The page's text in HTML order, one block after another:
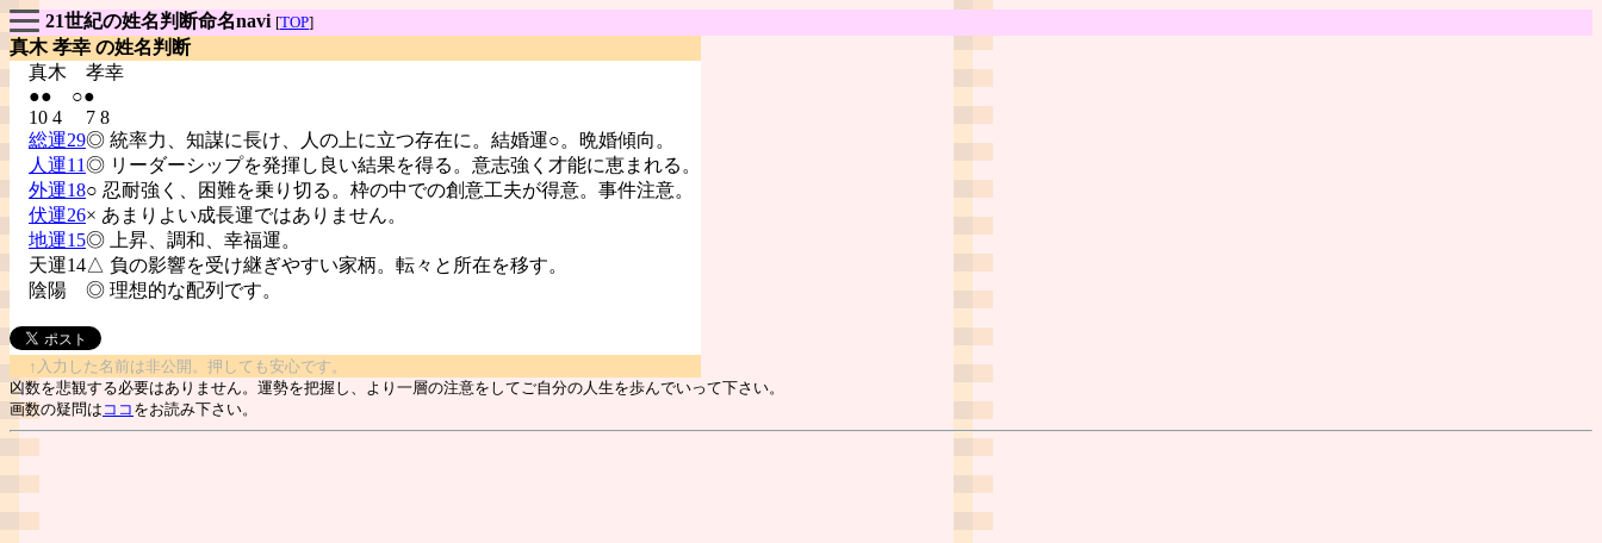
21世紀の姓名判断命名navi [TOP]
真木 孝幸 の姓名判断
真木 孝幸
●● ○●
10 4 7 8
総運29◎ 統率力、知謀に長け、人の上に立つ存在に。結婚運○。晩婚傾向。
人運11◎ リーダーシップを発揮し良い結果を得る。意志強く才能に恵まれる。
外運18○ 忍耐強く、困難を乗り切る。枠の中での創意工夫が得意。事件注意。
伏運26× あまりよい成長運ではありません。
地運15◎ 上昇、調和、幸福運。
天運14△ 負の影響を受け継ぎやすい家柄。転々と所在を移す。
陰陽 ◎ 理想的な配列です。
↑入力した名前は非公開。押しても安心です。
凶数を悲観する必要はありません。運勢を把握し、より一層の注意をしてご自分の人生を歩んでいって下さい。
画数の疑問は ココ をお読み下さい。